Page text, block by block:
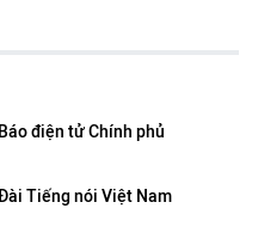
Báo điện tử Chính phủ
Tiếng nói Việt Nam